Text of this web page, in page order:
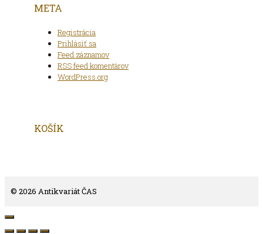
META
Registrácia
Prihlásiť sa
Feed záznamov
RSS feed komentárov
WordPress.org
KOŠÍK
© 2026 Antikvariát ČAS
Close